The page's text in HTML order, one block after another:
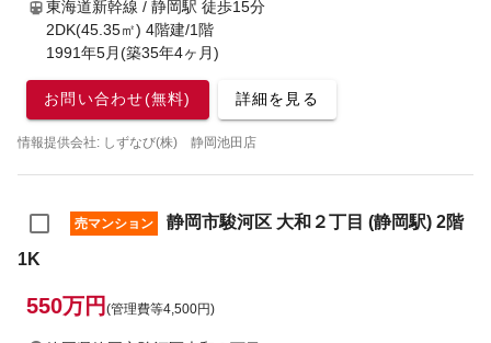
東海道新幹線 / 静岡駅 徒歩15分
2DK(45.35㎡) 4階建/1階
1991年5月(築35年4ヶ月)
お問い合わせ(無料) 詳細を見る
情報提供会社: しずなび(株) 静岡池田店
売マンション
静岡市駿河区 大和２丁目 (静岡駅) 2階
1K
550万円 (管理費等4,500円)